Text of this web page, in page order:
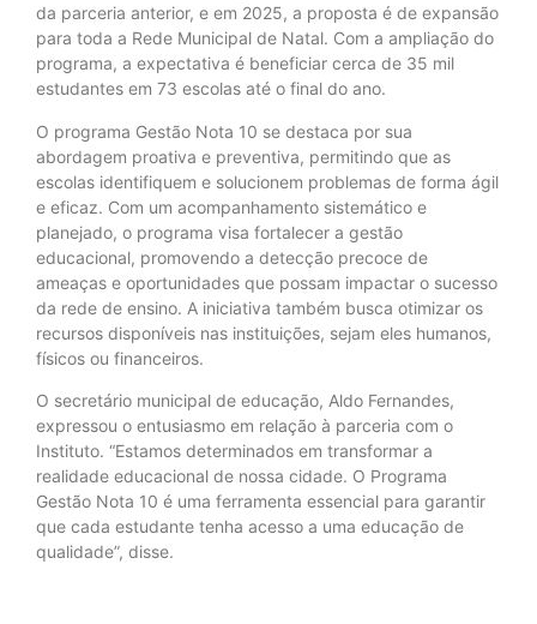
da parceria anterior, e em 2025, a proposta é de expansão
para toda a Rede Municipal de Natal. Com a ampliação do
programa, a expectativa é beneficiar cerca de 35 mil
estudantes em 73 escolas até o final do ano.
O programa Gestão Nota 10 se destaca por sua
abordagem proativa e preventiva, permitindo que as
escolas identifiquem e solucionem problemas de forma ágil
e eficaz. Com um acompanhamento sistemático e
planejado, o programa visa fortalecer a gestão
educacional, promovendo a detecção precoce de
ameaças e oportunidades que possam impactar o sucesso
da rede de ensino. A iniciativa também busca otimizar os
recursos disponíveis nas instituições, sejam eles humanos,
físicos ou financeiros.
O secretário municipal de educação, Aldo Fernandes,
expressou o entusiasmo em relação à parceria com o
Instituto. “Estamos determinados em transformar a
realidade educacional de nossa cidade. O Programa
Gestão Nota 10 é uma ferramenta essencial para garantir
que cada estudante tenha acesso a uma educação de
qualidade”, disse.